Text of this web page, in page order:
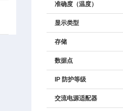
准确度（温度）
显示类型
存储
数据点
IP 防护等级
交流电源适配器